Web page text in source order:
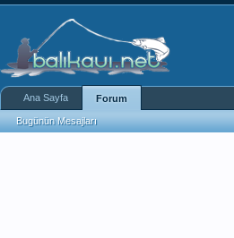
Ana Sayfa Forum
Bugünün Mesajları